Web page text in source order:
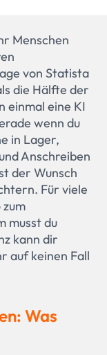
Menschen
von Statista
die Hälfte der
einmal eine KI
wenn du
in Lager,
Anschreiben
der Wunsch
Für viele
musst du
kann dir
auf keinen Fall
Was